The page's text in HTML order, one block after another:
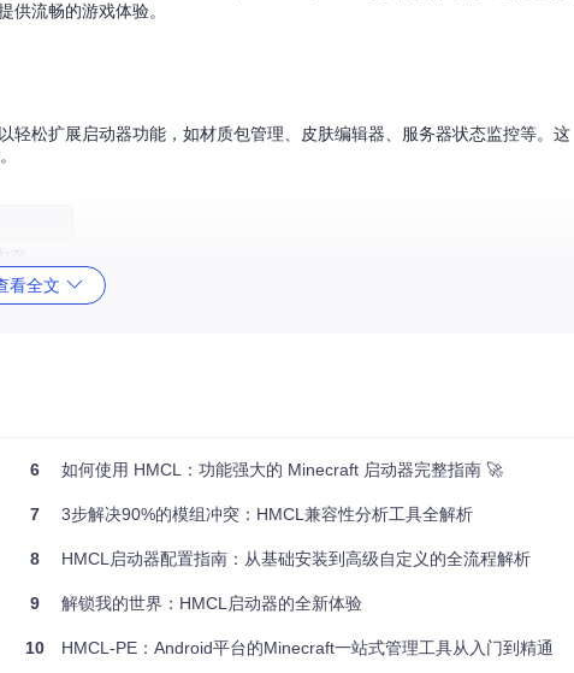
供流畅的游戏体验。
松扩展启动器功能，如材质包管理、皮肤编辑器、服务器状态监控等。这
内存
的多版本管理功能就能派上用场。通过HMCL，你可以同时安装多个Min
看全文
6 如何使用 HMCL：功能强大的 Minecraft 启动器完整指南 🚀
7 3步解决90%的模组冲突：HMCL兼容性分析工具全解析
8 HMCL启动器配置指南：从基础安装到高级自定义的全流程解析
9 解锁我的世界：HMCL启动器的全新体验
10 HMCL-PE：Android平台的Minecraft一站式管理工具从入门到精通